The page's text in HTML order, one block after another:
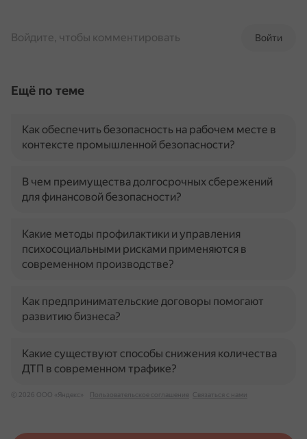
Войти
Войдите, чтобы комментировать
Ещё по теме
Как обеспечить безопасность на рабочем месте в
контексте промышленной безопасности?
В чем преимущества долгосрочных сбережений
для финансовой безопасности?
Какие методы профилактики и управления
психосоциальными рисками применяются в
современном производстве?
Как предпринимательские договоры помогают
развитию бизнеса?
Какие существуют способы снижения количества
ДТП в современном трафике?
© 2026 ООО «Яндекс» Пользовательское соглашение Связаться с нами